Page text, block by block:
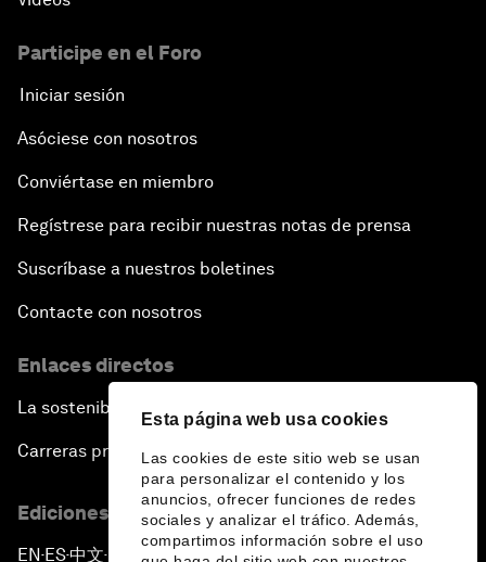
Esta página web usa cookies
Las cookies de este sitio web se usan
para personalizar el contenido y los
anuncios, ofrecer funciones de redes
sociales y analizar el tráfico. Además,
compartimos información sobre el uso
Participe en el Foro
Iniciar sesión
Asóciese con nosotros
Conviértase en miembro
Regístrese para recibir nuestras notas de prensa
Suscríbase a nuestros boletines
Contacte con nosotros
Enlaces directos
La sostenibilidad en el Foro
Carreras profesionales
Ediciones en otros idiomas
EN ▪ ES▪中文▪ 日本語